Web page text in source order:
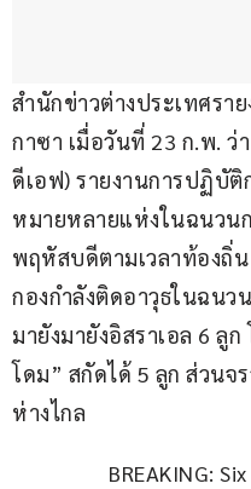
สำนักข่าวต่างประเทศรา
กาซา เมื่อวันที่ 23 ก.พ. ว่
ดีเอฟ) รายงานการปฏิบัติ
หมายหลายแห่งในฉนวน
พฤหัสบดีตามเวลาท้องถิ่
กองกำลังติดอาวุธในฉนว
มายังมายังอิสราเอล 6 ลู
โดม” สกัดได้ 5 ลูก ส่วน
ห่างไกล
BREAKING: